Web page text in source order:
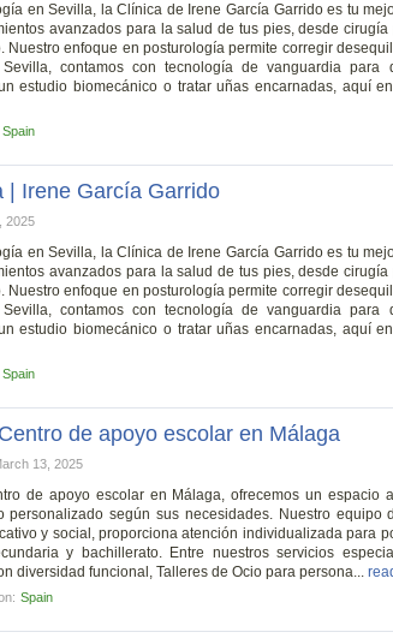
en Sevilla, la Clínica de Irene García Garrido es tu
avanzados para la salud de tus pies, desde
Nuestro enfoque en posturología permite corregir
contamos con tecnología de vanguardia para
estudio biomecánico o tratar uñas encarnadas, aquí
Spain
| Irene García Garrido
2025
en Sevilla, la Clínica de Irene García Garrido es tu
avanzados para la salud de tus pies, desde
Nuestro enfoque en posturología permite corregir
contamos con tecnología de vanguardia para
estudio biomecánico o tratar uñas encarnadas, aquí
Spain
de apoyo escolar en Málaga
13, 2025
de apoyo escolar en Málaga, ofrecemos un espacio
personalizado según sus necesidades. Nuestro equipo
y social, proporciona atención individualizada para
y bachillerato. Entre nuestros servicios
diversidad funcional, Talleres de Ocio para persona...
Spain